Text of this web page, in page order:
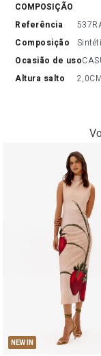
COMPOSIÇÃO
referência
composição
ocasião de uso
altura salto
2,0CM
NEW IN